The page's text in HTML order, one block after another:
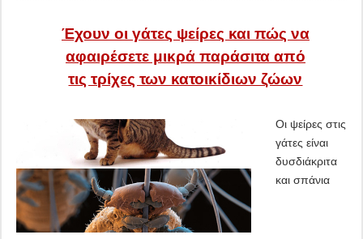
Έχουν οι γάτες ψείρες και πώς να
αφαιρέσετε μικρά παράσιτα από
τις τρίχες των κατοικίδιων ζώων
Οι ψείρες στις
γάτες είναι
δυσδιάκριτα
και σπάνια